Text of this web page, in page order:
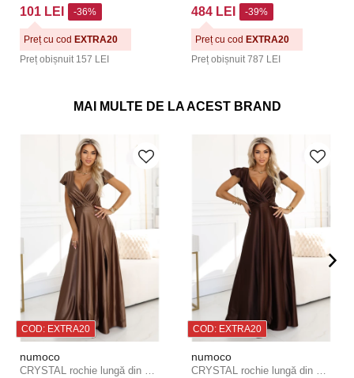
101 LEI
Preț obișnuit 157 LEI
-36%
Preț cu cod EXTRA20
484 LEI
Preț obișnuit 787 LEI
-39%
Preț cu cod EXTRA20
MAI MULTE DE LA ACEST BRAND
COD: EXTRA20
numoco
CRYSTAL rochie lungă din satin cu decolteu - mousse de ciocolată
COD: EXTRA20
numoco
CRYSTAL rochie lungă din satin cu decolteu - ciocolată